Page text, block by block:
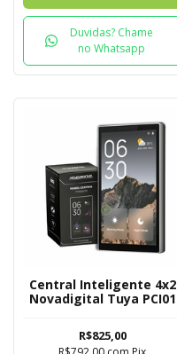
Duvidas? Chame
no Whatsapp
Central Inteligente 4x2
Novadigital Tuya PCI01
R$825,00